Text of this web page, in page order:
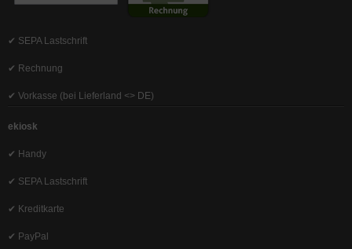
✔ SEPA Lastschrift
✔ Rechnung
✔ Vorkasse (bei Lieferland <> DE)
ekiosk
✔ Handy
✔ SEPA Lastschrift
✔ Kreditkarte
✔ PayPal